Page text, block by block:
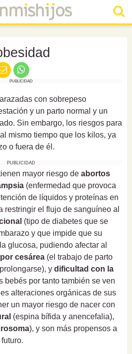
PUBLICIDAD
con sobrepeso
y un parto normal y un
Sin embargo, los riesgos para
mismo tiempo que los kilos, ya
o fuera de él.
PUBLICIDAD
mayor riesgo de abortos
(enfermedad que provoca
de líquidos y proteínas en
restringir el flujo de sanguíneo al
(tipo de diabetes que se
y que impide que su
glucosa, pudiendo afectar al
cesárea (el trabajo de parto
y dificultad con la
bebés por tanto también se ven
alteraciones orgánicas de sus
un mayor riesgo de nacer con
(espina bífida y anencefalia),
), y son más propensos a